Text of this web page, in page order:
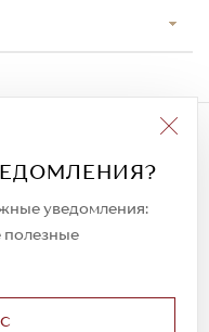
уведомления:
полезные
и